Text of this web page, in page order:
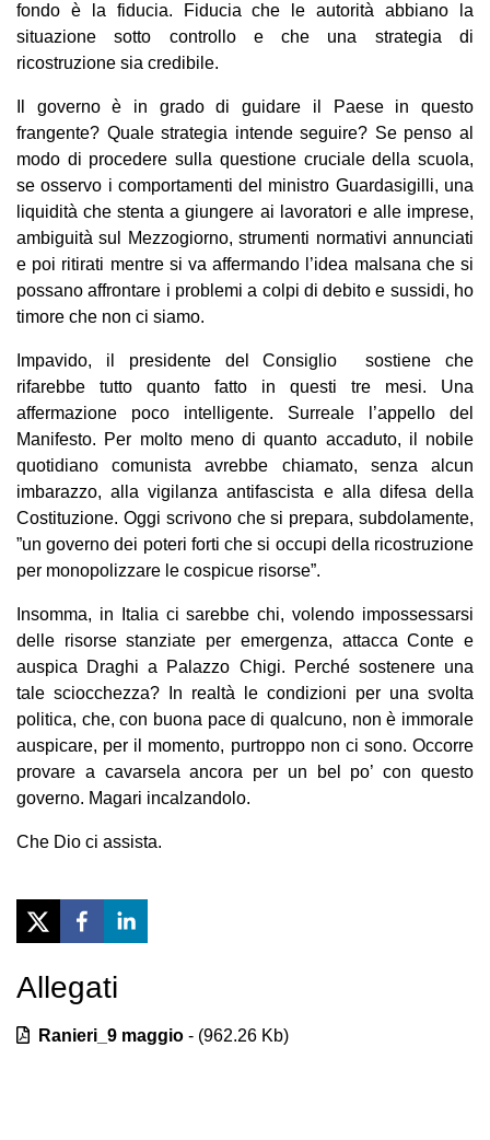
fondo è la fiducia. Fiducia che le autorità abbiano la
situazione sotto controllo e che una strategia di
ricostruzione sia credibile.
Il governo è in grado di guidare il Paese in questo
frangente? Quale strategia intende seguire? Se penso al
modo di procedere sulla questione cruciale della scuola,
se osservo i comportamenti del ministro Guardasigilli, una
liquidità che stenta a giungere ai lavoratori e alle imprese,
ambiguità sul Mezzogiorno, strumenti normativi annunciati
e poi ritirati mentre si va affermando l’idea malsana che si
possano affrontare i problemi a colpi di debito e sussidi, ho
timore che non ci siamo.
Impavido, il presidente del Consiglio sostiene che
rifarebbe tutto quanto fatto in questi tre mesi. Una
affermazione poco intelligente. Surreale l’appello del
Manifesto. Per molto meno di quanto accaduto, il nobile
quotidiano comunista avrebbe chiamato, senza alcun
imbarazzo, alla vigilanza antifascista e alla difesa della
Costituzione. Oggi scrivono che si prepara, subdolamente,
”un governo dei poteri forti che si occupi della ricostruzione
per monopolizzare le cospicue risorse”.
Insomma, in Italia ci sarebbe chi, volendo impossessarsi
delle risorse stanziate per emergenza, attacca Conte e
auspica Draghi a Palazzo Chigi. Perché sostenere una
tale sciocchezza? In realtà le condizioni per una svolta
politica, che, con buona pace di qualcuno, non è immorale
auspicare, per il momento, purtroppo non ci sono. Occorre
provare a cavarsela ancora per un bel po’ con questo
governo. Magari incalzandolo.
Che Dio ci assista.
Previous
Allegati
Ranieri_9 maggio - (962.26 Kb)